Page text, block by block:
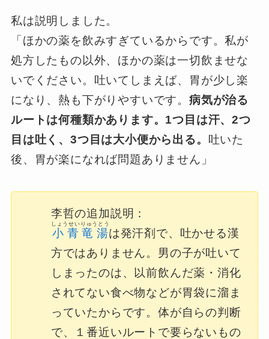
私は説明しました。
「ほかの薬を飲みすぎているからです。私が
処方したもの以外、ほかの薬は一切飲ませな
いでください。吐いてしまえば、胃が少し楽
になり、熱も下がりやすいです。 病気が治る
ルートは何種類かあります。1つ目は汗、2つ
目は吐く、3つ目は大小便から出る。 吐いた
後、胃が楽になれば問題ありません」
李哲の追加説明：
小青竜湯
しょうせいりゅうとう
は発汗剤で、吐かせる漢
方ではありません。男の子が吐いて
しまったのは、以前飲んだ薬・消化
されてない食べ物などが胃袋に溜ま
っていたからです。体が自らの判断
で、１番近いルートで要らないもの